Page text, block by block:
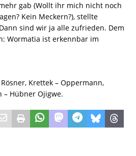
gab (Wollt ihr mich nicht noch
Kein Meckern?), stellte
sind wir ja alle zufrieden. Dem
Wormatia ist erkennbar im
Krettek – Oppermann,
– Hübner Ojigwe.